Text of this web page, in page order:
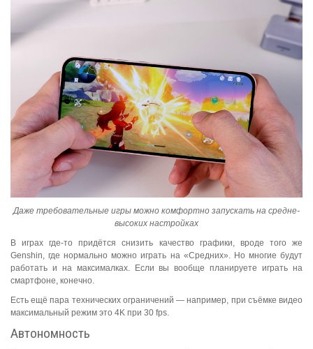
Даже требовательные игры можно комфортно запускать на средне-
высоких настройках
В играх где-то придётся снизить качество графики, вроде того же
Genshin, где нормально можно играть на «Средних». Но многие будут
работать и на максималках. Если вы вообще планируете играть на
смартфоне, конечно.
Есть ещё пара технических ограничений — например, при съёмке видео
максимальный режим это 4K при 30 fps.
Автономность